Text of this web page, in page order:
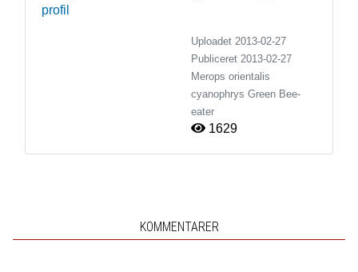
profil
Uploadet 2013-02-27
Publiceret 2013-02-27
Merops orientalis
cyanophrys Green Bee-
eater
1629
KOMMENTARER